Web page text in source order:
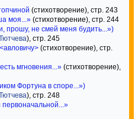
(стихотворение), стр. 243
моя...» (стихотворение), стр. 244
прошу, не смей меня будить...»)
), стр. 245
(стихотворение), стр.
мгновения...» (стихотворение),
Фортуна в споре...»)
), стр. 248
первоначальной...»